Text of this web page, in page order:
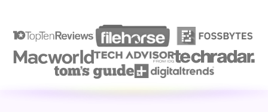
Crie imagens com
IA sem limites.